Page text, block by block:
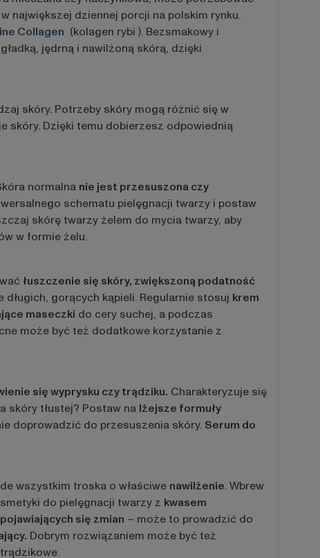
największej dziennej porcji na polskim rynku.
Collagen (kolagen rybi ). Bezsmakowy i
jędrną i nawilżoną skórą, dzięki
skóry. Potrzeby skóry mogą różnić się w
skóry. Dzięki temu dobierzesz odpowiednią
normalna nie jest przesuszona czy
schematu pielęgnacji twarzy i postaw
skórę twarzy żelem do mycia twarzy, aby
w formie żelu.
łuszczenie się skóry, zwiększoną podatność
długich, gorących kąpieli. Regularnie stosuj krem
maseczki do cery suchej, a podczas
może być też dodatkowe korzystanie z
się wyprysku czy trądziku. Charakteryzuje się
skóry tłustej? Postaw na lżejsze formuły
doprowadzić do przesuszenia skóry. Serum do
wszystkim troska o właściwe nawilżenie. Wbrew
do pielęgnacji twarzy z kwasem
się zmian – może to prowadzić do
Dobrym rozwiązaniem może być też